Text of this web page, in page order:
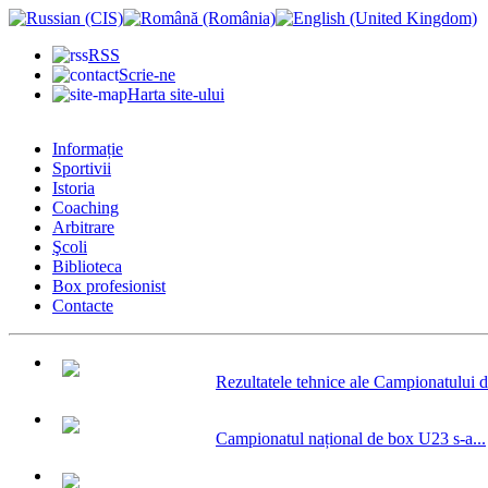
RSS
Scrie-ne
Harta site-ului
Informație
Sportivii
Istoria
Coaching
Arbitrare
Şcoli
Biblioteca
Box profesionist
Contacte
Rezultatele tehnice ale Campionatului
Campionatul național de box U23 s-a...